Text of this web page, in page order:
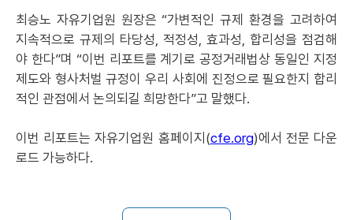
최승노 자유기업원 원장은 “가변적인 규제 환경을 고려하여
지속적으로 규제의 타당성, 적정성, 효과성, 합리성을 점검해
야 한다”며 “이번 리포트를 계기로 공정거래법상 동일인 지정
제도와 형사처벌 규정이 우리 사회에 진정으로 필요한지 합리
적인 관점에서 논의되길 희망한다”고 말했다.
이번 리포트는 자유기업원 홈페이지(cfe.org)에서 전문 다운
로드 가능하다.